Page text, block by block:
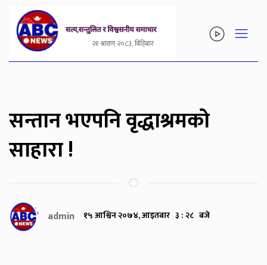
२१ श्रावण २०८३, बिहिबार
सन्तान भएपनि वृद्धाश्रमको
साहारा !
admin १५ आश्विन २०७४, आइतबार ३ : २८ बजे